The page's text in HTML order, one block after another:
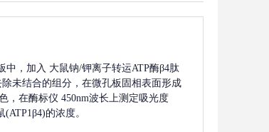
中，加入 大鼠钠/钾离子转运ATP酶β4肽
未结合的组分，在微孔板固相表面形成
，在酶标仪 450nm波长上测定吸光度
(ATP1β4)的浓度。